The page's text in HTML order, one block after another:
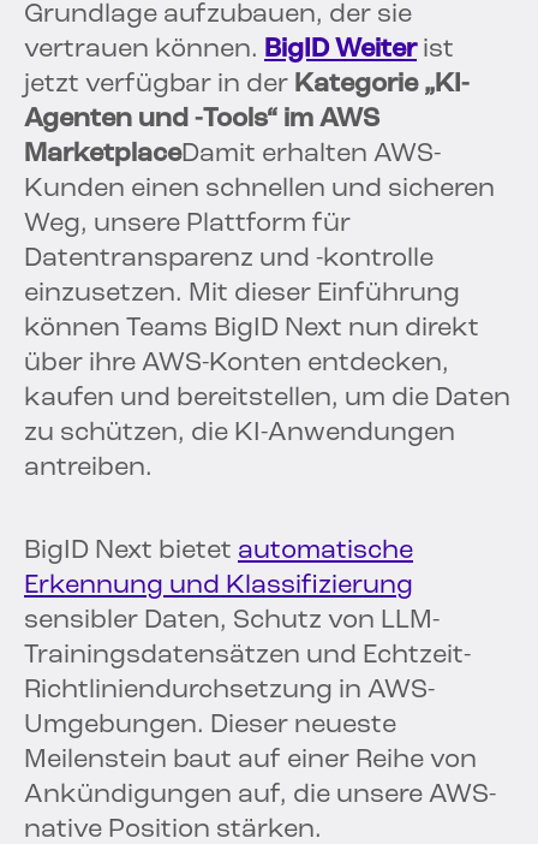
Grundlage aufzubauen, der sie
vertrauen können. BigID Weiterist
jetzt verfügbar in der Kategorie „KI-
Agenten und -Tools“ im AWS
MarketplaceDamit erhalten AWS-
Kunden einen schnellen und sicheren
Weg, unsere Plattform für
Datentransparenz und -kontrolle
einzusetzen. Mit dieser Einführung
können Teams BigID Next nun direkt
über ihre AWS-Konten entdecken,
kaufen und bereitstellen, um die Daten
zu schützen, die KI-Anwendungen
antreiben.
BigID Next bietet automatische
Erkennung und Klassifizierung
sensibler Daten, Schutz von LLM-
Trainingsdatensätzen und Echtzeit-
Richtliniendurchsetzung in AWS-
Umgebungen. Dieser neueste
Meilenstein baut auf einer Reihe von
Ankündigungen auf, die unsere AWS-
native Position stärken.